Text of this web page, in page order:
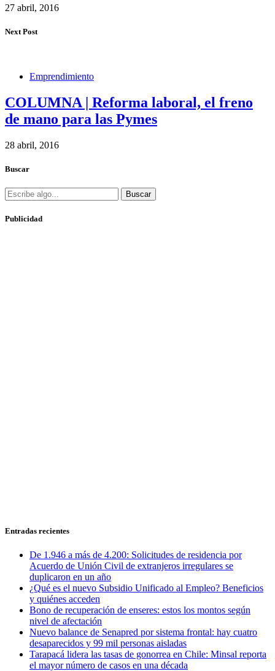
27 abril, 2016
Next Post
Emprendimiento
COLUMNA | Reforma laboral, el freno
de mano para las Pymes
28 abril, 2016
Buscar
Buscar
Publicidad
Entradas recientes
De 1.946 a más de 4.200: Solicitudes de residencia por
Acuerdo de Unión Civil de extranjeros irregulares se
duplicaron en un año
¿Qué es el nuevo Subsidio Unificado al Empleo? Beneficios
y quiénes acceden
Bono de recuperación de enseres: estos los montos según
nivel de afectación
Nuevo balance de Senapred por sistema frontal: hay cuatro
desaparecidos y 99 mil personas aisladas
Tarapacá lidera las tasas de gonorrea en Chile: Minsal reporta
el mayor número de casos en una década